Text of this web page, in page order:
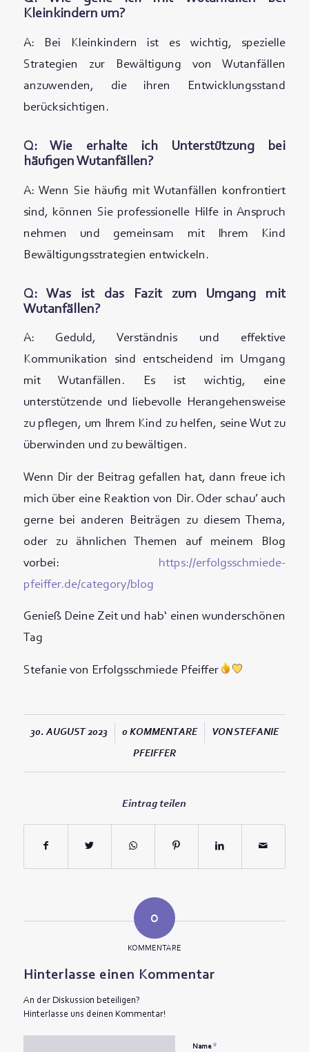
Kleinkindern um?
A: Bei Kleinkindern ist es wichtig, spezielle
Strategien zur Bewältigung von Wutanfällen
anzuwenden, die ihren Entwicklungsstand
berücksichtigen.
Q: Wie erhalte ich Unterstützung bei
häufigen Wutanfällen?
A: Wenn Sie häufig mit Wutanfällen konfrontiert
sind, können Sie professionelle Hilfe in Anspruch
nehmen und gemeinsam mit Ihrem Kind
Bewältigungsstrategien entwickeln.
Q: Was ist das Fazit zum Umgang mit
Wutanfällen?
A: Geduld, Verständnis und effektive
Kommunikation sind entscheidend im Umgang
mit Wutanfällen. Es ist wichtig, eine
unterstützende und liebevolle Herangehensweise
zu pflegen, um Ihrem Kind zu helfen, seine Wut zu
überwinden und zu bewältigen.
Wenn Dir der Beitrag gefallen hat, dann freue ich
mich über eine Reaktion von Dir. Oder schau’ auch
gerne bei anderen Beiträgen zu diesem Thema,
oder zu ähnlichen Themen auf meinem Blog
vorbei: https://erfolgsschmiede-
pfeiffer.de/category/blog
Genieß Deine Zeit und hab‘ einen wunderschönen
Tag
Stefanie von Erfolgsschmiede Pfeiffer
30. AUGUST 2023
/ 0 KOMMENTARE
/ VONSTEFANIE
PFEIFFER
Eintrag teilen
0
KOMMENTARE
Hinterlasse einen Kommentar
An der Diskussion beteiligen?
Hinterlasse uns deinen Kommentar!
Name*